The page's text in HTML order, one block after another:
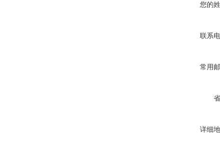
您的
联系
常用
详细